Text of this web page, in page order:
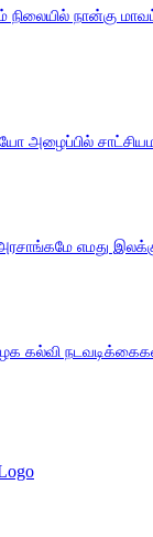
நான்கு
அழைப்பில்
எமது
கல்வி நடவடிக்கைகள்